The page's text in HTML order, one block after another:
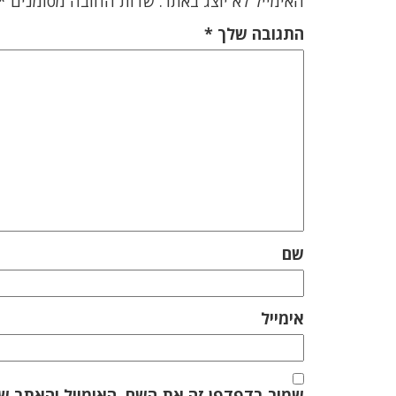
התגובה שלך*
שם
אימייל